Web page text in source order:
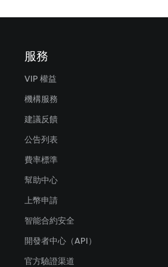
服務
VIP 權益
機構服務
建議反饋
公告列表
費率標準
幫助中心
上幣申請
智能合約安全
開發者中心（API）
官方驗證渠道